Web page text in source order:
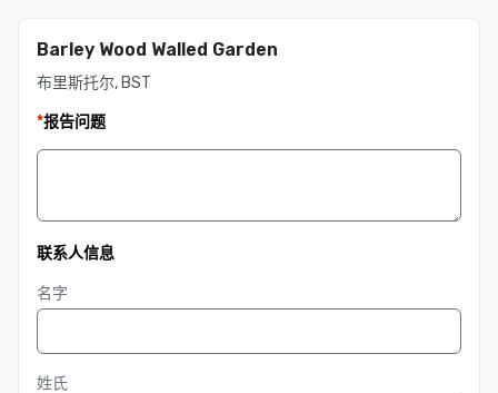
Barley Wood Walled Garden
布里斯托尔, BST
*报告问题
联系人信息
名字
姓氏